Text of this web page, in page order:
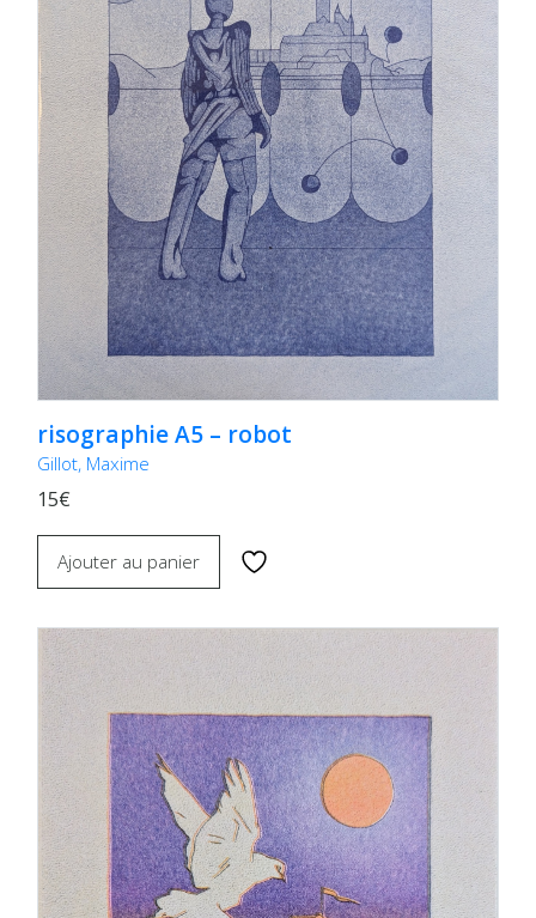
risographie A5 – robot
Gillot, Maxime
15€
Ajouter au panier